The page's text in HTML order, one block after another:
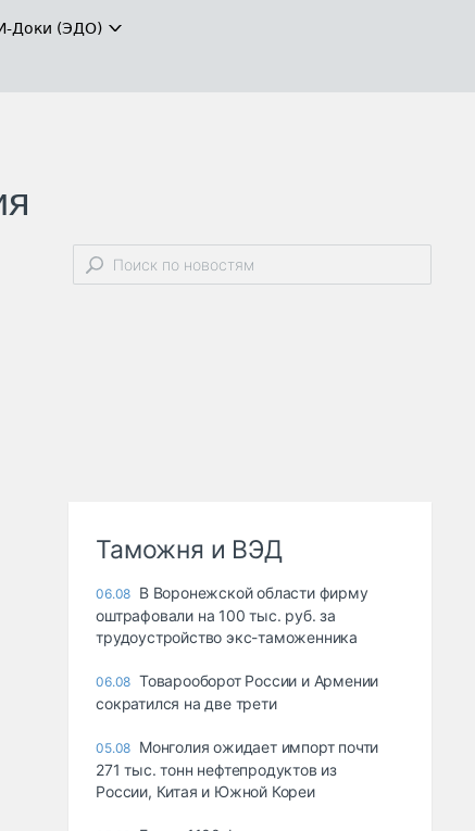
Доки (ЭДО)
Таможня и ВЭД
06.08 В Воронежской области фирму
оштрафовали на 100 тыс. руб. за
трудоустройство экс-таможенника
06.08 Товарооборот России и Армении
сократился на две трети
05.08 Монголия ожидает импорт почти
271 тыс. тонн нефтепродуктов из
России, Китая и Южной Кореи